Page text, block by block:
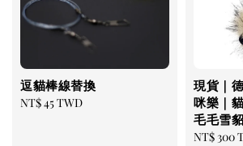
逗貓棒線替換
Regular
NT$ 45 TWD
現貨｜
咪樂｜
毛毛雪貂
Sale
NT$ 300